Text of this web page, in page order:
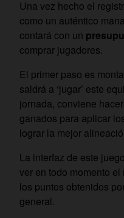
Una vez hecho el
como un auténtico
contará con un
comprar jugadores.
El primer paso es
saldrá a ‘jugar’ este
jornada, conviene
ganados para aplicar
lograr la mejor
La interfaz de este juego
ver en todo momento
los puntos obtenidos
general.